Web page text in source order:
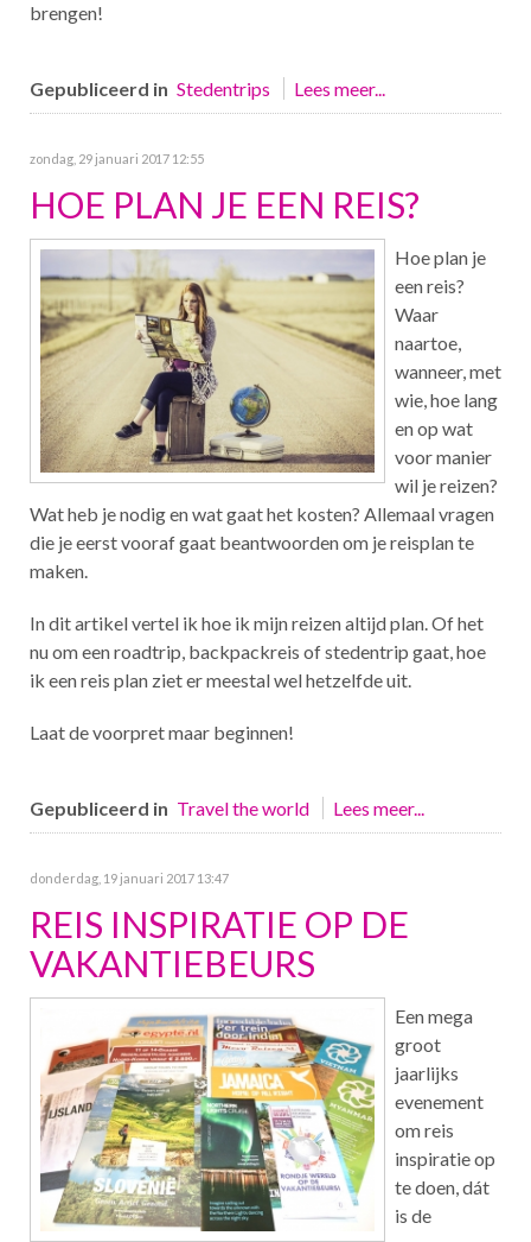
brengen!
Gepubliceerd in Stedentrips Lees meer...
zondag, 29 januari 2017 12:55
HOE PLAN JE EEN REIS?
Hoe plan je
een reis?
Waar
naartoe,
wanneer, met
wie, hoe lang
en op wat
voor manier
wil je reizen?
Wat heb je nodig en wat gaat het kosten? Allemaal vragen
die je eerst vooraf gaat beantwoorden om je reisplan te
maken.
In dit artikel vertel ik hoe ik mijn reizen altijd plan. Of het
nu om een roadtrip, backpackreis of stedentrip gaat, hoe
ik een reis plan ziet er meestal wel hetzelfde uit.
Laat de voorpret maar beginnen!
Gepubliceerd in Travel the world Lees meer...
donderdag, 19 januari 2017 13:47
REIS INSPIRATIE OP DE
VAKANTIEBEURS
Een mega
groot
jaarlijks
evenement
om reis
inspiratie op
te doen, dát
is de